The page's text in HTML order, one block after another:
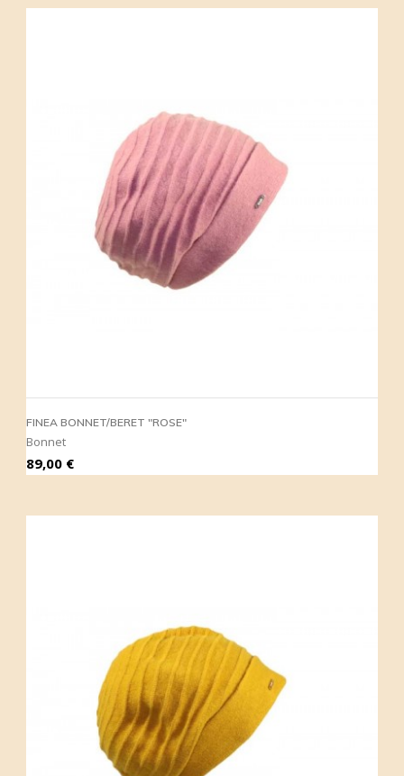
FINEA BONNET/BERET "ROSE"
Bonnet
Prix
89,00 €